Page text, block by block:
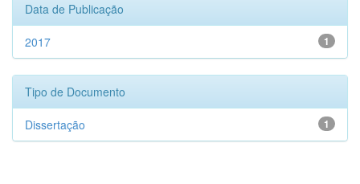
Data de Publicação
1
2017
Tipo de Documento
1
Dissertação